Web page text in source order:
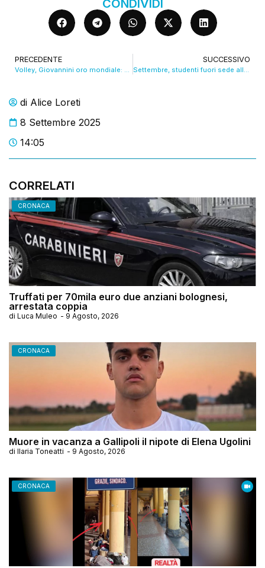
di Alice Loreti
8 Settembre 2025
14:05
CORRELATI
CRONACA
Truffati per 70mila euro due anziani bolognesi,
arrestata coppia
di Luca Muleo - 9 Agosto, 2026
CRONACA
Muore in vacanza a Gallipoli il nipote di Elena Ugolini
di Ilaria Toneatti - 9 Agosto, 2026
CRONACA
CONDIVIDI
PRECEDENTE
Volley, Giovannini oro mondiale: San Giovanni in Persiceto in festa. VIDEO
SUCCESSIVO
Settembre, studenti fuori sede alle prese con il caro affitto. VIDEO